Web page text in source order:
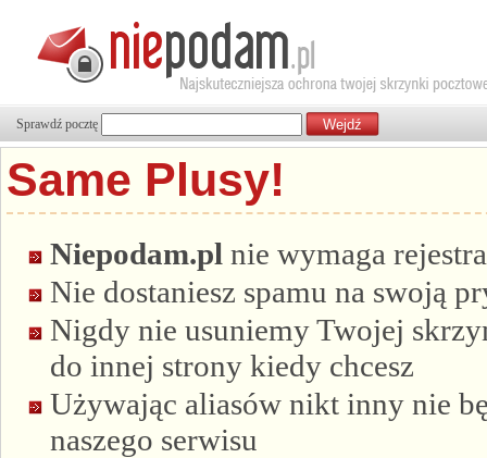
Sprawdź pocztę
Same Plusy!
Niepodam.pl nie wymaga
Nie dostaniesz spamu na swoją
Nigdy nie usuniemy Twojej
do innej strony kiedy chcesz
Używając aliasów nikt inny nie
naszego serwisu